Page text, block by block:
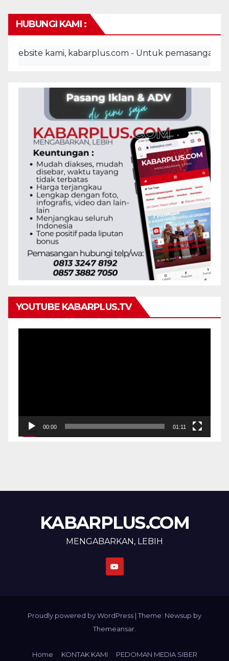
HUBUNGI KAMI :
kami, kabarplus.com - Untuk pemasangan iklan,
YOUTUBE KABARPLUS.TV
00:00 01:11
KABARPLUS.COM
MENGABARKAN, LEBIH
Proudly powered by WordPress |Theme: Newsup by
Themeansar.
Home KONTAK KAMI PEDOMAN MEDIA SIBER